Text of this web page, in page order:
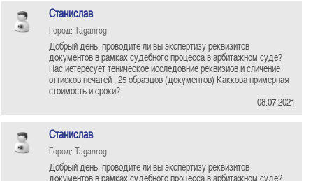
Станислав
Город: Taganrog
Добрый день, проводите ли вы экспертизу реквизитов
документов в рамках судебного процесса в арбитажном суде?
Нас иетересует теническое исследовние реквизиов и сличение
оттисков печатей , 25 образцов (документов) Каккова примерная
стоимость и сроки?
08.07.2021
Станислав
Город: Taganrog
Добрый день, проводите ли вы экспертизу реквизитов
документов в рамках судебного процесса в арбитажном суде?